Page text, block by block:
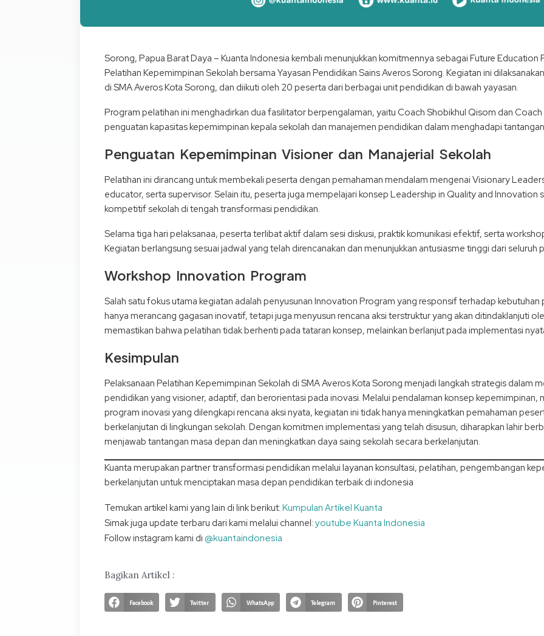
Sorong, Papua Barat Daya – Kuanta Indonesia kembali menunjukkan komitmennya sebagai Future
Pelatihan Kepemimpinan Sekolah bersama Yayasan Pendidikan Sains Averos Sorong. Kegiatan ini
di SMA Averos Kota Sorong, dan diikuti oleh 20 peserta dari berbagai unit pendidikan di bawah yayasan.
Program pelatihan ini menghadirkan dua fasilitator berpengalaman, yaitu Coach Shobikhul Qisom dan
penguatan kapasitas kepemimpinan kepala sekolah dan manajemen pendidikan dalam menghadapi
Penguatan Kepemimpinan Visioner dan Manajerial Sekolah
Pelatihan ini dirancang untuk membekali peserta dengan pemahaman mendalam mengenai Visionary
educator, serta supervisor. Selain itu, peserta juga mempelajari konsep Leadership in Quality and
kompetitif sekolah di tengah transformasi pendidikan.
Selama tiga hari pelaksanaa, peserta terlibat aktif dalam sesi diskusi, praktik komunikasi efektif, serta
Kegiatan berlangsung sesuai jadwal yang telah direncanakan dan menunjukkan antusiasme tinggi dari seluruh
Workshop Innovation Program
Salah satu fokus utama kegiatan adalah penyusunan Innovation Program yang responsif terhadap
hanya merancang gagasan inovatif, tetapi juga menyusun rencana aksi terstruktur yang akan ditindaklanjuti
memastikan bahwa pelatihan tidak berhenti pada tataran konsep, melainkan berlanjut pada implementasi
Kesimpulan
Pelaksanaan Pelatihan Kepemimpinan Sekolah di SMA Averos Kota Sorong menjadi langkah strategis dalam
pendidikan yang visioner, adaptif, dan berorientasi pada inovasi. Melalui pendalaman konsep kepemimpinan,
program inovasi yang dilengkapi rencana aksi nyata, kegiatan ini tidak hanya meningkatkan pemahaman
berkelanjutan di lingkungan sekolah. Dengan komitmen implementasi yang telah disusun, diharapkan lahir
menjawab tantangan masa depan dan meningkatkan daya saing sekolah secara berkelanjutan.
Kuanta merupakan partner transformasi pendidikan melalui layanan konsultasi, pelatihan, pengembangan
berkelanjutan untuk menciptakan masa depan pendidikan terbaik di indonesia
Temukan artikel kami yang lain di link berikut: Kumpulan Artikel Kuanta
Simak juga update terbaru dari kami melalui channel: youtube Kuanta Indonesia
Follow instagram kami di @kuantaindonesia
Bagikan Artikel :
Facebook Twitter WhatsApp Telegram Pinterest